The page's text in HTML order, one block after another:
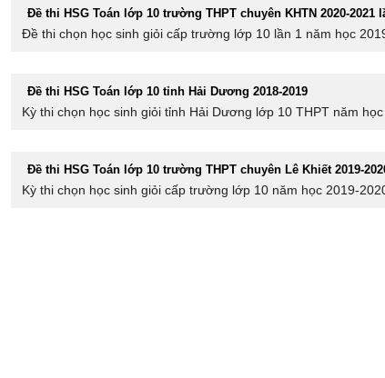
Đề thi HSG Toán lớp 10 trường THPT chuyên KHTN 2020-2021
Đề thi chọn học sinh giỏi cấp trường lớp 10 lần 1 năm học
Đề thi HSG Toán lớp 10 tỉnh Hải Dương 2018-2019
Kỳ thi chọn học sinh giỏi tỉnh Hải Dương lớp 10 THPT năm
Đề thi HSG Toán lớp 10 trường THPT chuyên Lê Khiết 2019-
Kỳ thi chọn học sinh giỏi cấp trường lớp 10 năm học 2019-